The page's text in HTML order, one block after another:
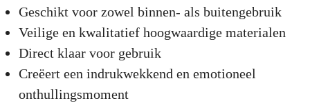
Geschikt voor zowel binnen- als buitengebruik
Veilige en kwalitatief hoogwaardige materialen
Direct klaar voor gebruik
Creëert een indrukwekkend en emotioneel
onthullingsmoment